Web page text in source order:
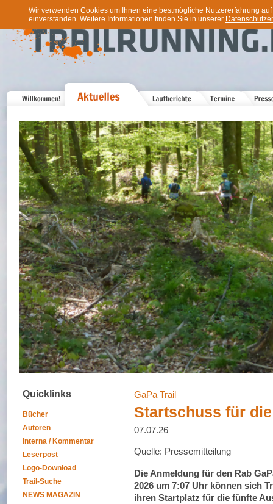
Wir verwenden Cookies um Ihnen eine bestmögliche Nutzererfahrung
einverstanden. Weitere Informationen finden Sie in unserer
Quicklinks
Bücher
Autoren
Interna / Kommentar
Leserpost
Logo-Download
Trail-Suche
NEWS MAGAZIN
GaPa Trail
Startschuss für
07.07.26
Quelle: Pressemitteilung
Die Anmeldung für den Rab
2026 um 7:07 Uhr können sich
ihren Startplatz für die fünfte